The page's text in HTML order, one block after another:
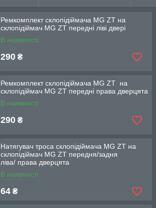
Ремкомплект склопідіймача MG ZT на
склопідіймач MG ZT передні ліві двері
В наявності
290 ₴
Ремкомплект склопідіймача MG ZT на
склопідіймач MG ZT передні права дверцята
В наявності
290 ₴
Натягувач троса склопідіймача MG ZT на
склопідіймач MG ZT передня/задня
ліва/ права дверцята
В наявності
64 ₴